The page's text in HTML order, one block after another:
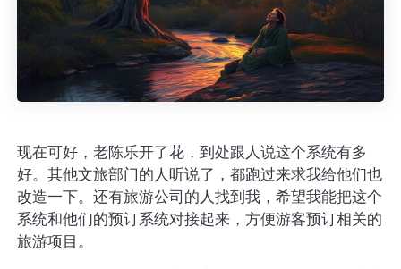
现在可好，老陈乐开了花，到处跟人说这个系统有多
好。其他文旅部门的人听说了，都跑过来求我给他们也
改造一下。还有旅游公司的人找到我，希望我能把这个
系统和他们的预订系统对接起来，方便游客预订相关的
旅游项目。